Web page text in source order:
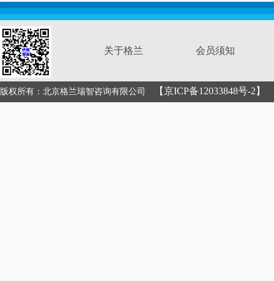
关于格兰 会员须知
版权所有：北京格兰瑞智咨询有限公司 【京ICP备12033848号-2】